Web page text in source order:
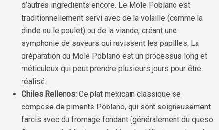
d’autres ingrédients encore. Le Mole Poblano est
traditionnellement servi avec de la volaille (comme la
dinde ou le poulet) ou de la viande, créant une
symphonie de saveurs qui ravissent les papilles. La
préparation du Mole Poblano est un processus long et
méticuleux qui peut prendre plusieurs jours pour être
réalisé.
Chiles Rellenos: Ce plat mexicain classique se
compose de piments Poblano, qui sont soigneusement
farcis avec du fromage fondant (généralement du queso